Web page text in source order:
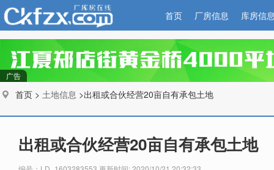
首页 厂房信息 库房信
广告
首页 > 土地信息 >出租或合伙经营20亩自有承包土地
出租或合伙经营20亩自有承包土地